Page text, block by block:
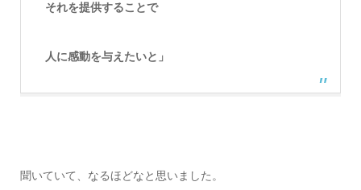
それを提供することで
人に感動を与えたいと」
聞いていて、なるほどなと思いました。